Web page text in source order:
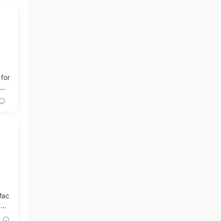
for